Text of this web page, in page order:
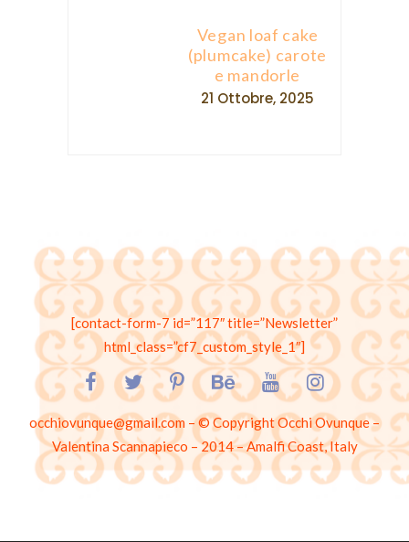
Vegan loaf cake
(plumcake) carote
e mandorle
21 Ottobre, 2025
[contact-form-7 id=”117″ title=”Newsletter”
html_class=”cf7_custom_style_1″]
occhiovunque@gmail.com – © Copyright Occhi Ovunque –
Valentina Scannapieco – 2014 – Amalfi Coast, Italy